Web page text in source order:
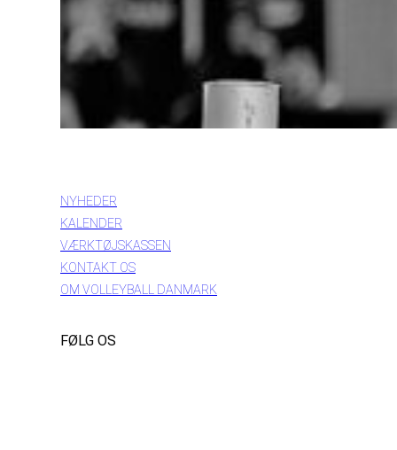
NYHEDER
KALENDER
VÆRKTØJSKASSEN
KONTAKT OS
OM VOLLEYBALL DANMARK
FØLG OS